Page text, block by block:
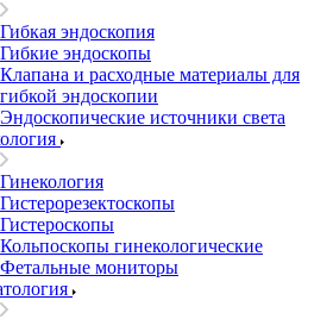
Гибкая эндоскопия
Гибкие эндоскопы
Клапана и расходные материалы для
гибкой эндоскопии
Эндоскопические источники света
Гинекология
Гистерорезектоскопы
Гистероскопы
Кольпоскопы гинекологические
Фетальные мониторы